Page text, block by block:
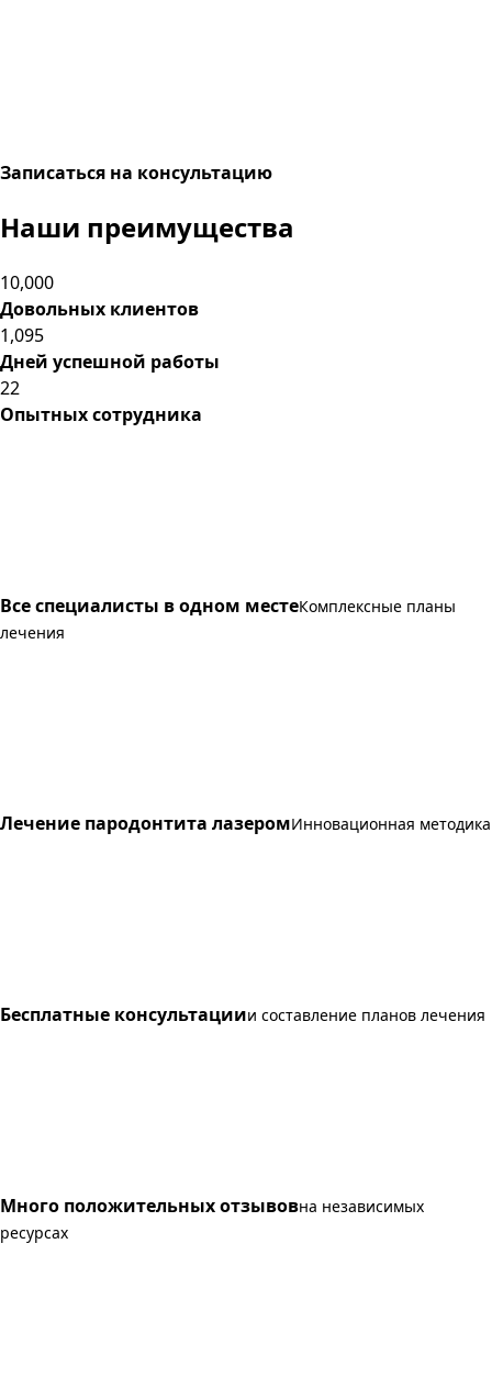
Записаться на консультацию
Наши преимущества
10,000
Довольных клиентов
1,095
Дней успешной работы
22
Опытных сотрудника
Все специалисты в одном местеКомплексные планы
лечения
Лечение пародонтита лазеромИнновационная методика
Бесплатные консультациии составление планов лечения
Много положительных отзывовна независимых
ресурсах